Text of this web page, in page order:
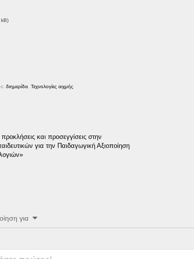
διημερίδα, Τεχνολογίες αιχμής
και προσεγγίσεις στην
για την Παιδαγωγική Αξιοποίηση
για